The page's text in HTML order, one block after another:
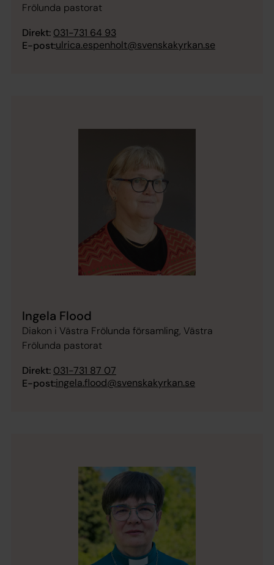
Frölunda pastorat
Direkt: 031-731 64 93
E-post:ulrica.espenholt@svenskakyrkan.se
Ingela Flood
Diakon i Västra Frölunda församling, Västra
Frölunda pastorat
Direkt: 031-731 87 07
E-post:ingela.flood@svenskakyrkan.se